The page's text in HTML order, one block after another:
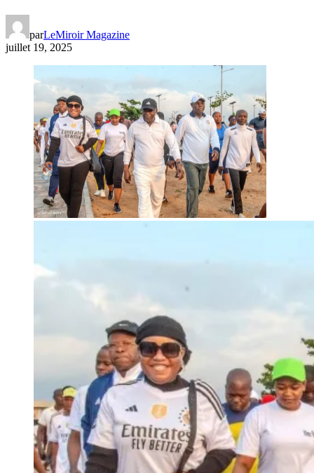
parLeMiroir Magazine
juillet 19, 2025